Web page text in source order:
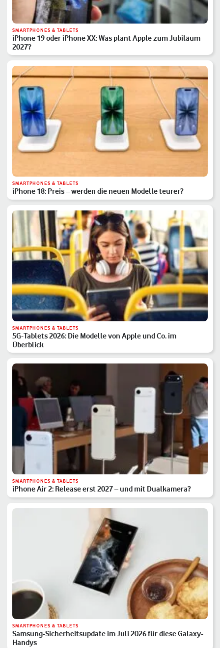
SMARTPHONES & TABLETS
iPhone 19 oder iPhone XX: Was plant Apple zum Jubiläum
2027?
SMARTPHONES & TABLETS
iPhone 18: Preis – werden die neuen Modelle teurer?
SMARTPHONES & TABLETS
5G-Tablets 2026: Die Modelle von Apple und Co. im
Überblick
SMARTPHONES & TABLETS
iPhone Air 2: Release erst 2027 – und mit Dualkamera?
SMARTPHONES & TABLETS
Samsung-Sicherheitsupdate im Juli 2026 für diese Galaxy-
Handys